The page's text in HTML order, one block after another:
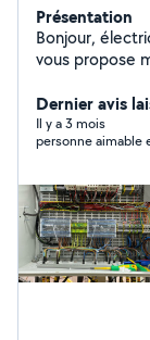
Présentation
Bonjour,
vous propose
Dernier avis
Il y a 3 mois
personne aimable